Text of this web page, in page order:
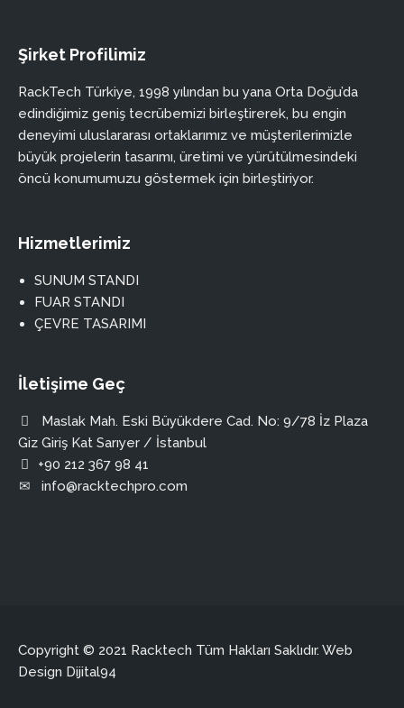
Şirket Profilimiz
RackTech Türkiye, 1998 yılından bu yana Orta Doğu’da
edindiğimiz geniş tecrübemizi birleştirerek, bu engin
deneyimi uluslararası ortaklarımız ve müşterilerimizle
büyük projelerin tasarımı, üretimi ve yürütülmesindeki
öncü konumumuzu göstermek için birleştiriyor.
Hizmetlerimiz
SUNUM STANDI
FUAR STANDI
ÇEVRE TASARIMI
İletişime Geç
Maslak Mah. Eski Büyükdere Cad. No: 9/78 İz Plaza
Giz Giriş Kat Sarıyer / İstanbul
+90 212 367 98 41
info@racktechpro.com
Copyright © 2021 Racktech Tüm Hakları Saklıdır. Web
Design Dijital94